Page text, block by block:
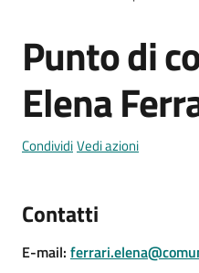
Novità
Servizi
Salta al contenuto
Punto di
Elena
CondividiVedi azioni
Contatti
E-mail: